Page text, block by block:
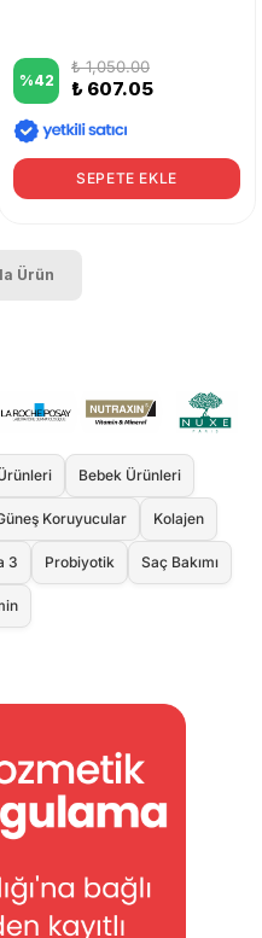
%42
₺ 1,050.00
₺ 607.05
SEPETE EKLE
Ürün
Bebek Ürünleri
Koruyucular Kolajen
3 Probiyotik Saç Bakımı